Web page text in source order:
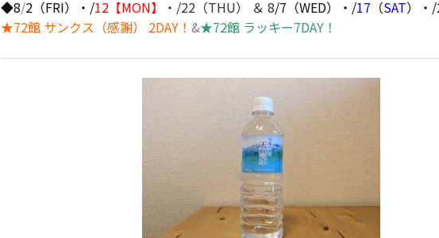
◆8/2（FRI）・/12【MON】 ・/22（THU） ＆ 8/7（WED）・/17 （SAT）・/
★72館 サンクス（感謝） 2DAY！ &★72館 ラッキー7DAY！